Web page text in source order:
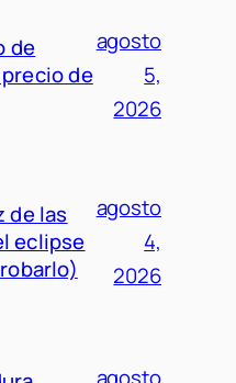
de
de
agosto
5,
2026
de las
eclipse
agosto
4,
2026